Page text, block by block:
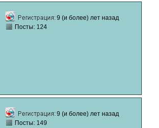
9 (и более) лет назад
Посты: 124
9 (и более) лет назад
Посты: 149